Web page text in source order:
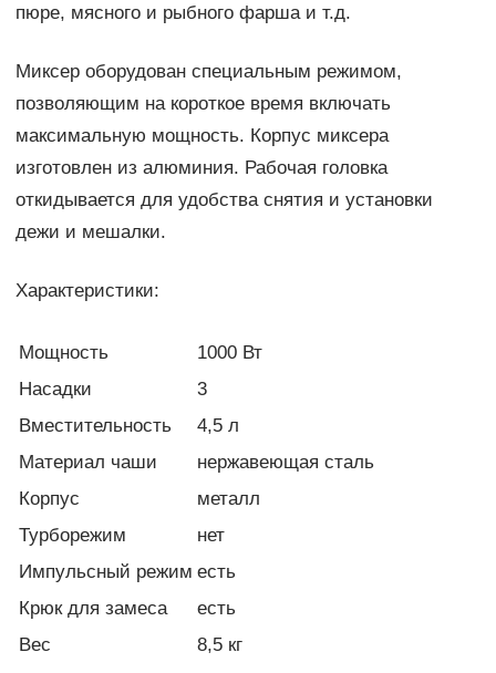
пюре, мясного и рыбного фарша и т.д.
Миксер оборудован специальным режимом,
позволяющим на короткое время включать
максимальную мощность. Корпус миксера
изготовлен из алюминия. Рабочая головка
откидывается для удобства снятия и установки
дежи и мешалки.
Характеристики:
Мощность
1000 Вт
Насадки
3
Вместительность
4,5 л
Материал чаши
нержавеющая сталь
Корпус
металл
Турборежим
нет
Импульсный режим есть
Крюк для замеса
есть
Вес
8,5 кг